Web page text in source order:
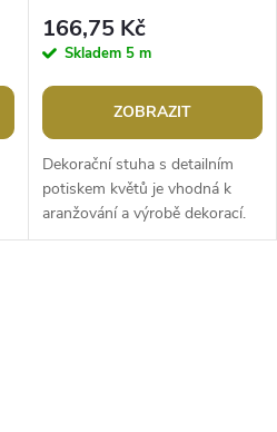
166,75 Kč
Skladem 5 m
ZOBRAZIT
Dekorační stuha s detailním
potiskem květů je vhodná k
aranžování a výrobě dekorací.
Potisk je jednostranný. Použití: